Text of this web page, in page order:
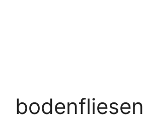
bodenfliesen